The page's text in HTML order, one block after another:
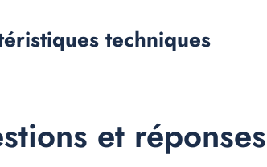
techniques
et réponses